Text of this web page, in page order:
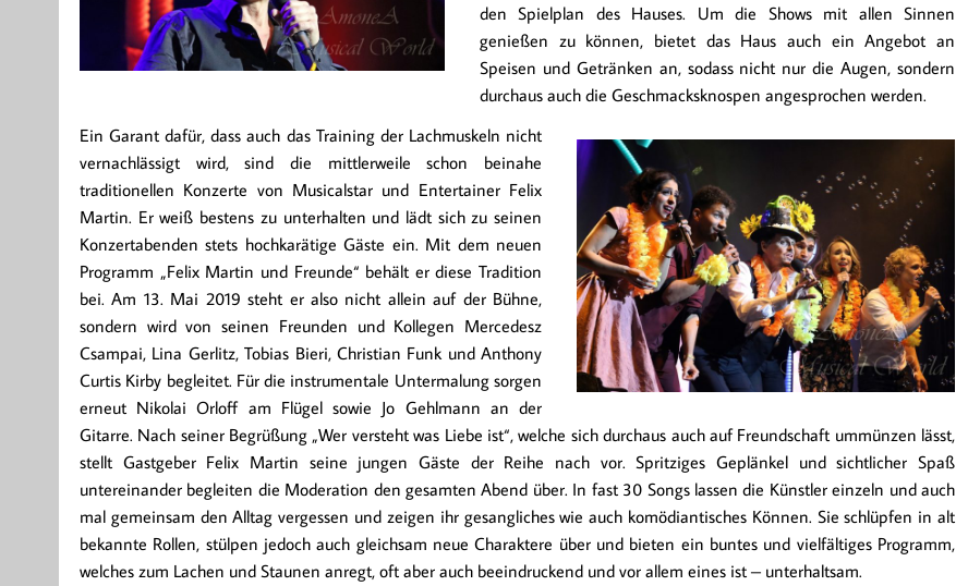
den Spielplan des Hauses. Um die Shows mit allen Sinnen
genießen zu können, bietet das Haus auch ein Angebot an
Speisen und Getränken an, sodass nicht nur die Augen, sondern
durchaus auch die Geschmacksknospen angesprochen werden.
Ein Garant dafür, dass auch das Training der Lachmuskeln nicht
vernachlässigt wird, sind die mittlerweile schon beinahe
traditionellen Konzerte von Musicalstar und Entertainer Felix
Martin. Er weiß bestens zu unterhalten und lädt sich zu seinen
Konzertabenden stets hochkarätige Gäste ein. Mit dem neuen
Programm „Felix Martin und Freunde“ behält er diese Tradition
bei. Am 13. Mai 2019 steht er also nicht allein auf der Bühne,
sondern wird von seinen Freunden und Kollegen Mercedesz
Csampai, Lina Gerlitz, Tobias Bieri, Christian Funk und Anthony
Curtis Kirby begleitet. Für die instrumentale Untermalung sorgen
erneut Nikolai Orloff am Flügel sowie Jo Gehlmann an der
Gitarre. Nach seiner Begrüßung „Wer versteht was Liebe ist“, welche sich durchaus auch auf Freundschaft ummünzen lässt,
stellt Gastgeber Felix Martin seine jungen Gäste der Reihe nach vor. Spritziges Geplänkel und sichtlicher Spaß
untereinander begleiten die Moderation den gesamten Abend über. In fast 30 Songs lassen die Künstler einzeln und auch
mal gemeinsam den Alltag vergessen und zeigen ihr gesangliches wie auch komödiantisches Können. Sie schlüpfen in alt
bekannte Rollen, stülpen jedoch auch gleichsam neue Charaktere über und bieten ein buntes und vielfältiges Programm,
welches zum Lachen und Staunen anregt, oft aber auch beeindruckend und vor allem eines ist – unterhaltsam.